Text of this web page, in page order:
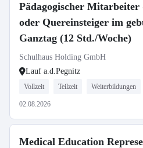
Pädagogischer Mitarbeiter
oder Quereinsteiger im
Ganztag (12 Std./Woche)
Schulhaus Holding GmbH
Lauf a.d.Pegnitz
Vollzeit Teilzeit Weiterbildungen
02.08.2026
Medical Education